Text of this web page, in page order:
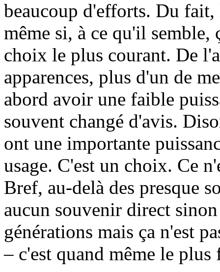
beaucoup d'efforts. Du
même si, à ce qu'il semble,
choix le plus courant. De
apparences, plus d'un de
abord avoir une faible
souvent changé d'avis.
ont une importante
usage. C'est un choix. Ce
Bref, au-delà des presque
aucun souvenir direct
générations mais ça n'est
– c'est quand même le plus